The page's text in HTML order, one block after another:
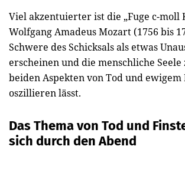
Viel akzentuierter ist die „Fuge c-moll
Wolfgang Amadeus Mozart (1756 bis
Schwere des Schicksals als etwas
erscheinen und die menschliche
beiden Aspekten von Tod und ewigem
oszillieren lässt.
Das Thema von Tod und
sich durch den Abend